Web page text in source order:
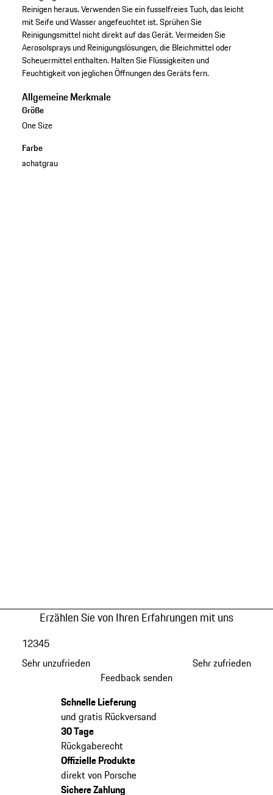
Reinigen heraus. Verwenden Sie ein fusselfreies Tuch, das leicht
mit Seife und Wasser angefeuchtet ist. Sprühen Sie
Reinigungsmittel nicht direkt auf das Gerät. Vermeiden Sie
Aerosolsprays und Reinigungslösungen, die Bleichmittel oder
Scheuermittel enthalten. Halten Sie Flüssigkeiten und
Feuchtigkeit von jeglichen Öffnungen des Geräts fern.
Allgemeine Merkmale
Größe
One Size
Farbe
achatgrau
Erzählen Sie von Ihren Erfahrungen mit uns
Sehr unzufrieden
12345
Sehr zufrieden
Feedback senden
Schnelle Lieferung
und gratis Rückversand
30 Tage
Rückgaberecht
Offizielle Produkte
direkt von Porsche
Sichere Zahlung